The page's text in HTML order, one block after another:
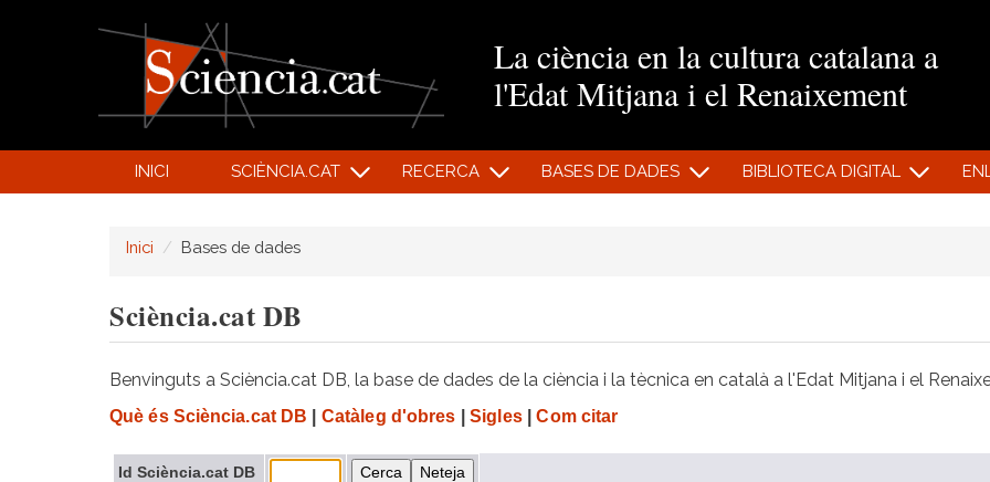
La ciència en la cultura catalana a
l'Edat Mitjana i el Renaixement
INICI SCIÈNCIA.CAT RECERCA BASES DE DADES BIBLIOTECA DIGITAL
Inici Bases de dades
Sciència.cat DB
Benvinguts a Sciència.cat DB, la base de dades de la ciència i la tècnica en català a l'Edat Mitjana i el
Què és Sciència.cat DB Catàleg d'obres Sigles| Com citar
Id Sciència.cat DB